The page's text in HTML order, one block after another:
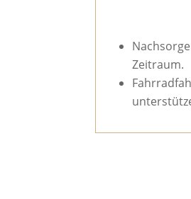
Zeitraum.